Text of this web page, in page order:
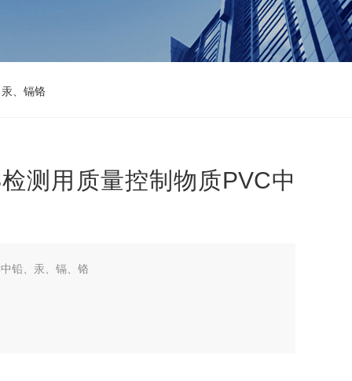
、镉铬
测用质量控制物质PVC中
铅、汞、镉、铬